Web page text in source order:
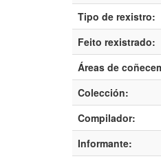
Tipo de rexistro:
Feito rexistrado:
Áreas de
Colección:
Compilador:
Informante: